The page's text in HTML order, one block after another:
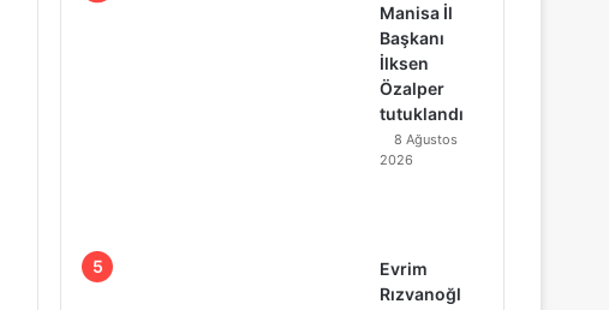
Manisa İl
Başkanı
İlksen
Özalper
tutuklandı
8 Ağustos
2026
Evrim
Rızvanoğl